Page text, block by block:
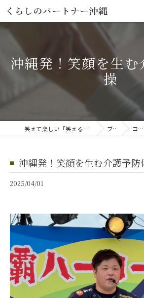
沖縄発！笑顔を生む
操
笑えて楽しい「笑える介護予防体操教室」 ブログ コラム
沖縄発！笑顔を生む介護予防
2025/04/01